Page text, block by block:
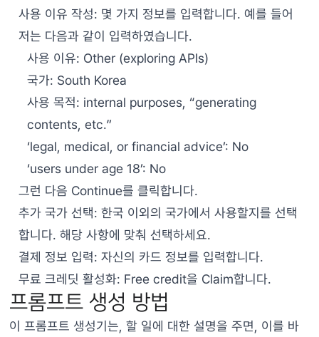
사용 이유 작성: 몇 가지 정보를 입력합니다. 예를 들어
저는 다음과 같이 입력하였습니다.
사용 이유: Other (exploring APIs)
국가: South Korea
사용 목적: internal purposes, “generating
contents, etc.”
‘legal, medical, or financial advice’: No
‘users under age 18’: No
그런 다음 Continue를 클릭합니다.
추가 국가 선택: 한국 이외의 국가에서 사용할지를 선택
합니다. 해당 사항에 맞춰 선택하세요.
결제 정보 입력: 자신의 카드 정보를 입력합니다.
무료 크레딧 활성화: Free credit을 Claim합니다.
프롬프트 생성 방법
이 프롬프트 생성기는, 할 일에 대한 설명을 주면, 이를 바